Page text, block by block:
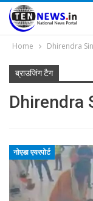
Home Dhirendra
ब्राउजिंग टैग
Dhirendra
नोएडा एयरपोर्ट